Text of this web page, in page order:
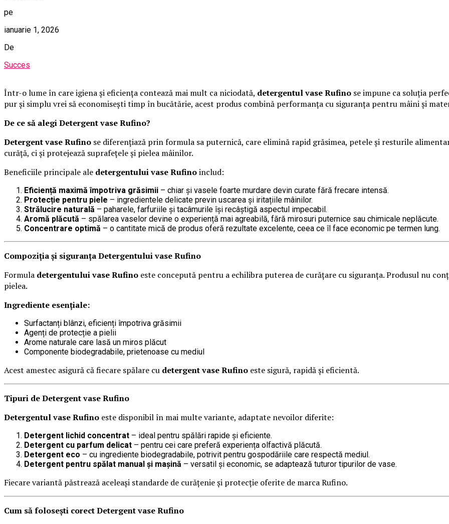
pe
ianuarie 1, 2026
De
Succes
Într-o lume în care igiena și eficiența contează mai mult ca niciodată, detergentul vase Rufino se impune ca soluția
pur și simplu vrei să economisești timp în bucătărie, acest produs combină performanța cu siguranța pentru mâini și
De ce să alegi Detergent vase Rufino?
Detergent vase Rufino se diferențiază prin formula sa puternică, care elimină rapid grăsimea, petele și resturile
curăță, ci și protejează suprafețele și pielea mâinilor.
Beneficiile principale ale detergentului vase Rufinoinclud:
Eficiență maximă împotriva grăsimii – chiar și vasele foarte murdare devin curate fără frecare intensă.
Protecție pentru piele – ingredientele delicate previn uscarea și iritațiile mâinilor.
Strălucire naturală – paharele, farfuriile și tacâmurile își recâștigă aspectul impecabil.
Aromă plăcută – spălarea vaselor devine o experiență mai agreabilă, fără mirosuri puternice sau chimicale neplăcute.
Concentrare optimă – o cantitate mică de produs oferă rezultate excelente, ceea ce îl face economic pe termen lung.
Compoziția și siguranța Detergentului vase Rufino
Formula detergentului vase Rufino este concepută pentru a echilibra puterea de curățare cu siguranța. Produsul nu
pielea.
Ingrediente esențiale:
Surfactanți blânzi, eficienți împotriva grăsimii
Agenți de protecție a pielii
Arome naturale care lasă un miros plăcut
Componente biodegradabile, prietenoase cu mediul
Acest amestec asigură că fiecare spălare cu detergent vase Rufino este sigură, rapidă și eficientă.
Tipuri de Detergent vase Rufino
Detergentul vase Rufino este disponibil în mai multe variante, adaptate nevoilor diferite:
Detergent lichid concentrat – ideal pentru spălări rapide și eficiente.
Detergent cu parfum delicat – pentru cei care preferă experiența olfactivă plăcută.
Detergent eco – cu ingrediente biodegradabile, potrivit pentru gospodăriile care respectă mediul.
Detergent pentru spălat manual și mașină – versatil și economic, se adaptează tuturor tipurilor de vase.
Fiecare variantă păstrează aceleași standarde de curățenie și protecție oferite de marca Rufino.
Cum să folosești corect Detergent vase Rufino